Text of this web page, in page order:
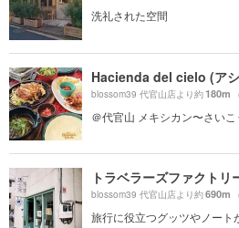
洗礼された空間
Hacienda del cielo (ア
blossom39 代官山店より約180m
＠代官山 メキシカン〜さいこ
blossom39 代官山店より約690m
旅行に役立つグッツやノート